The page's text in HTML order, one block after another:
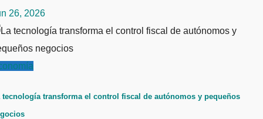
26, 2026
tecnología transforma el control fiscal de autónomos y pequeños